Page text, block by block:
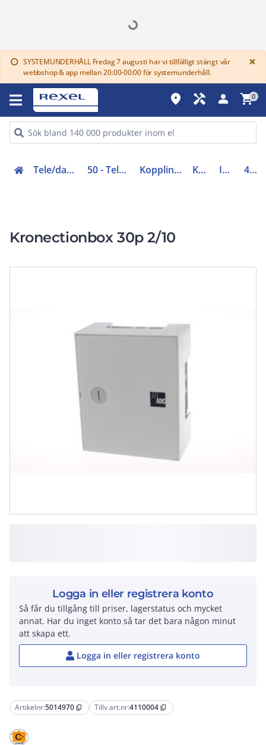
info SYSTEMUNDERHÅLL Fredag 7 augusti har vi tillfälligt stängt vår
webbshop & app mellan 20:00-00:00 för systemunderhåll.
×
place handyman person shopping_cart0
Tele/data och säkerhet (50-63) 50 - Telenät och optomateriel Kopplingsmateriel tele & larm Kopplingsbox Inomhusbox 4110004
Kronectionbox 30p 2/10
Artikelnr:5014970 content_copy Tillv.art.nr:4110004 content_copy
Logga in eller registrera konto
Så får du tillgång till priser, lagerstatus och mycket
annat. Har du inget konto så tar det bara någon minut
att skapa ett.
Logga in eller registrera konto